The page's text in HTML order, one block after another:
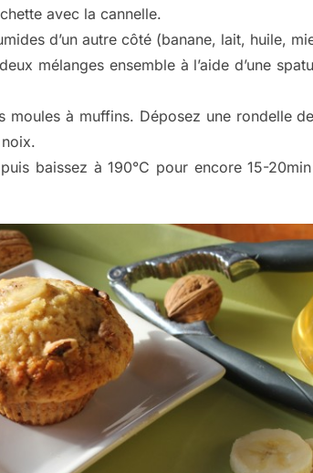
avec la cannelle.
d’un autre côté (banane, lait, huile,
mélanges ensemble à l’aide d’une
moules à muffins. Déposez une rondelle
baissez à 190°C pour encore 15-